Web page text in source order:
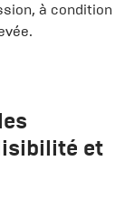
à condition
et